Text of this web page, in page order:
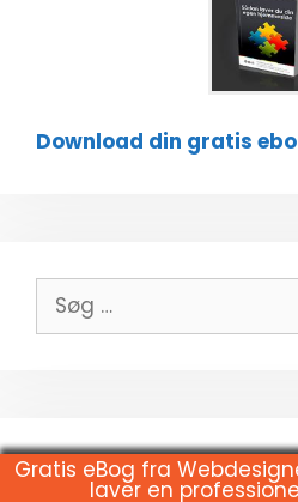
Download din gratis
Søg
efter:
Gratis eBog fra
laver en